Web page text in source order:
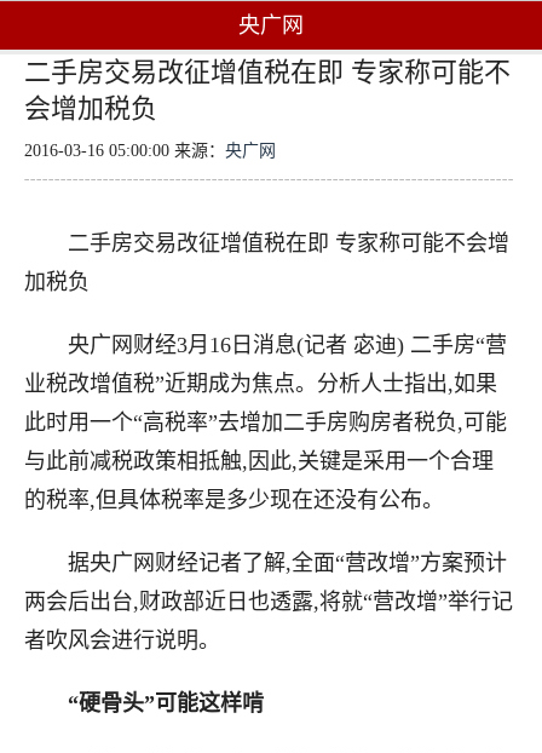
央广网
二手房交易改征增值税在即 专家称可能不
会增加税负
2016-03-16 05:00:00 来源： 央广网
二手房交易改征增值税在即 专家称可能不会增
加税负
央广网财经3月16日消息(记者 宓迪) 二手房“营
业税改增值税”近期成为焦点。分析人士指出,如果
此时用一个“高税率”去增加二手房购房者税负,可能
与此前减税政策相抵触,因此,关键是采用一个合理
的税率,但具体税率是多少现在还没有公布。
据央广网财经记者了解,全面“营改增”方案预计
两会后出台,财政部近日也透露,将就“营改增”举行记
者吹风会进行说明。
“硬骨头”可能这样啃